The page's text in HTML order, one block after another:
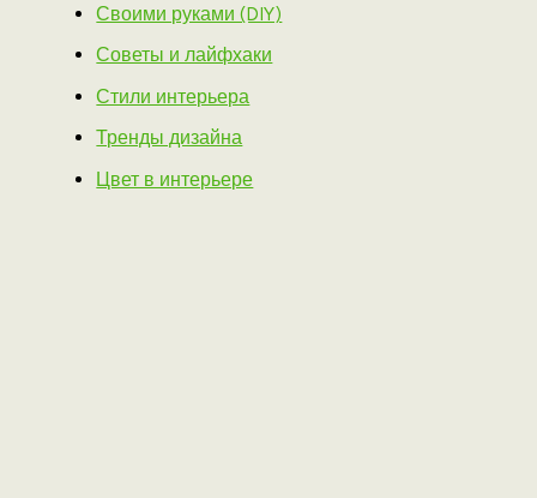
Своими руками (DIY)
Советы и лайфхаки
Стили интерьера
Тренды дизайна
Цвет в интерьере